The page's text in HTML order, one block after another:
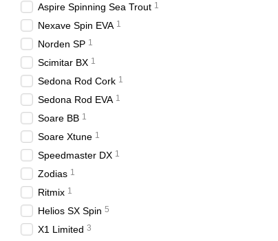
Aspire Spinning Sea Trout 1
Nexave Spin EVA 1
Norden SP 1
Scimitar BX 1
Sedona Rod Cork 1
Sedona Rod EVA 1
Soare BB 1
Soare Xtune 1
Speedmaster DX 1
Zodias 1
Ritmix 1
Helios SX Spin 5
X1 Limited 3